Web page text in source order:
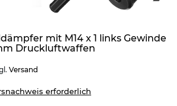
mit M14 x 1 links Gewinde
Druckluftwaffen
Versand
erforderlich